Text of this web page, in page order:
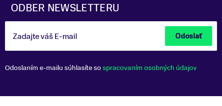
ODBER NEWSLETTERU
Zadajte váš E-mail Odoslať
Odoslaním e-mailu súhlasíte sospracovaním osobných údajov